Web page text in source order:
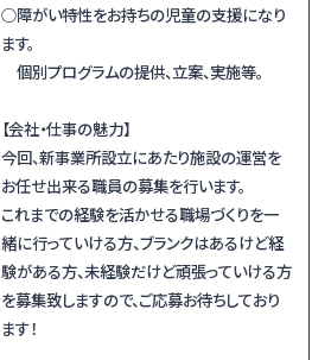
○障がい特性をお持ちの児童の支援になり
ます。
個別プログラムの提供、立案、実施等。
【会社・仕事の魅力】
今回、新事業所設立にあたり施設の運営を
お任せ出来る職員の募集を行います。
これまでの経験を活かせる職場づくりを一
緒に行っていける方、ブランクはあるけど経
験がある方、未経験だけど頑張っていける方
を募集致しますので、ご応募お待ちしており
ます！